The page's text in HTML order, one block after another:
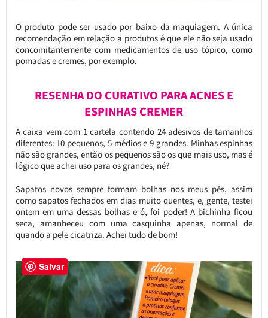
O produto pode ser usado por baixo da maquiagem. A única
recomendação em relação a produtos é que ele não seja usado
concomitantemente com medicamentos de uso tópico, como
pomadas e cremes, por exemplo.
RESENHA DO CURATIVO PARA ACNES E
ESPINHAS CREMER
A caixa vem com 1 cartela contendo 24 adesivos de tamanhos
diferentes: 10 pequenos, 5 médios e 9 grandes. Minhas espinhas
não são grandes, então os pequenos são os que mais uso, mas é
lógico que achei uso para os grandes, né?
Sapatos novos sempre formam bolhas nos meus pés, assim
como sapatos fechados em dias muito quentes, e, gente, testei
ontem em uma dessas bolhas e ó, foi poder! A bichinha ficou
seca, amanheceu com uma casquinha apenas, normal de
quando a pele cicatriza. Achei tudo de bom!
Salvar